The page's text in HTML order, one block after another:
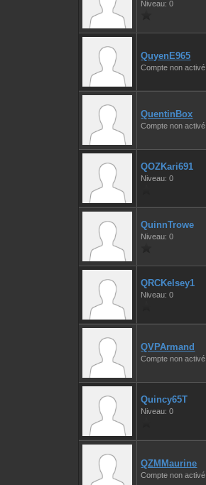
Niveau: 0
QuyenE965
Compte non activé
QuentinBox
Compte non activé
QOZKari691
Niveau: 0
QuinnTrowe
Niveau: 0
QRCKelsey1
Niveau: 0
QVPArmand
Compte non activé
Quincy65T
Niveau: 0
QZMMaurine
Compte non activé